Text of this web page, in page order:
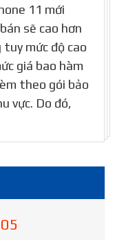
11 mới
sẽ cao hơn
mức độ cao
giá bao hàm
theo gói bảo
vực. Do đó,